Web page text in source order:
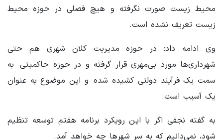
محیط زیست صورت نگرفته و هیچ فصلی در حوزه‌ محیط
زیست تعریف نشده است.
وی ادامه داد: در حوزه‌ مدیریت کلان شهری هم حتی
شهرداری‌ها مورد بی‌مهری قرار گرفته و در حوزه حاکمیتی به
سمت یک فرآیند دولتی کشیده شده و این‌ موضوع به عنوان
یک آسیب است.
به گفته نجفی اگر با این رویکرد برنامه‌ هفتم توسعه تنظیم
شود، نمی‌دانیم که به سر شهرها چه خواهد آمد.